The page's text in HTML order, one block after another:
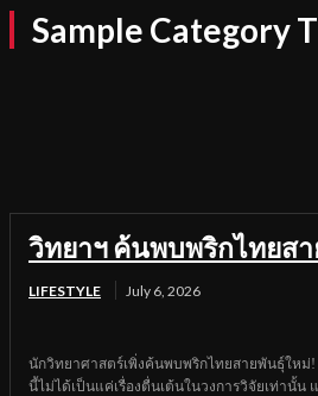
Sample Category
วิทยาฯ ค้นพบพริกไทยส
LIFESTYLE July 6, 2026
นักวิทยาศาสตร์เพิ่งค้นพบพริกไทยสายพันธุ์ใหม่
นี้ไม่ได้เป็นแค่เรื่องตื่นเต้นในวงการวิจัยเท่านั้น